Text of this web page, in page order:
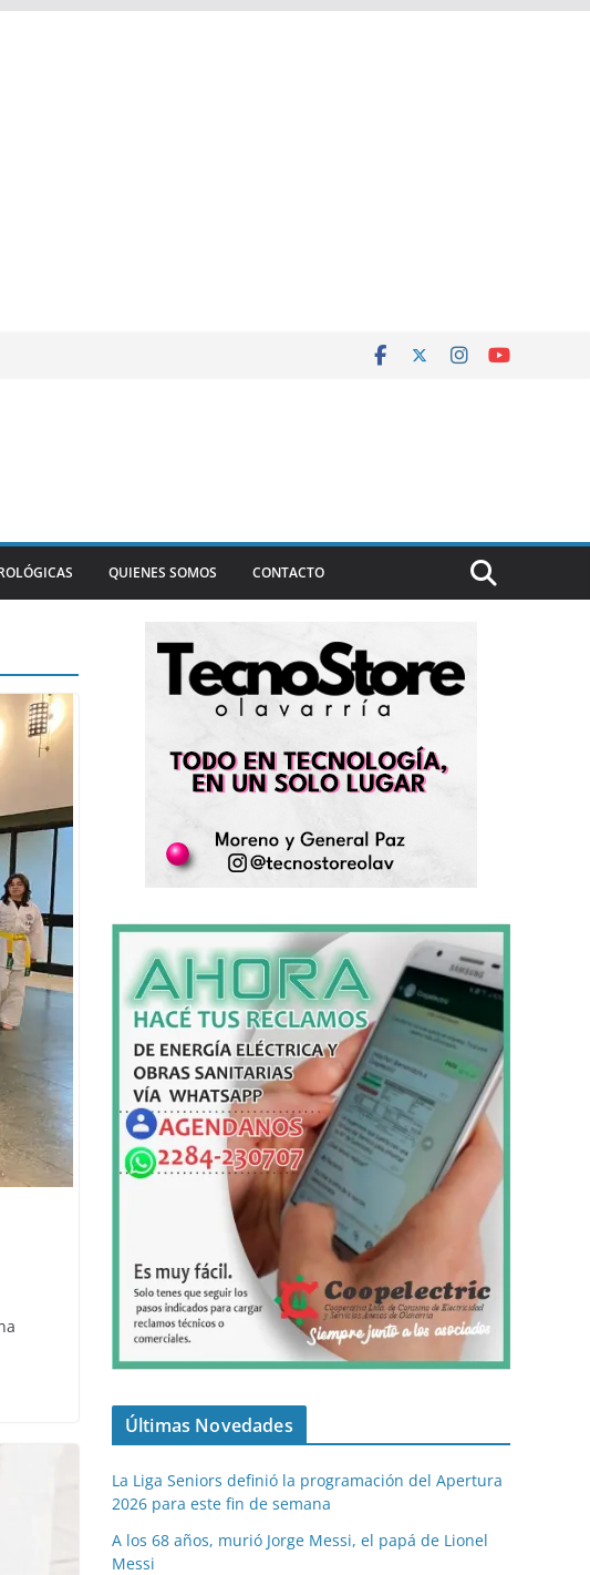
QUIENES SOMOS CONTACTO
Últimas Novedades
La Liga Seniors definió la programación del Apertura
2026 para este fin de semana
A los 68 años, murió Jorge Messi, el papá de Lionel
Messi